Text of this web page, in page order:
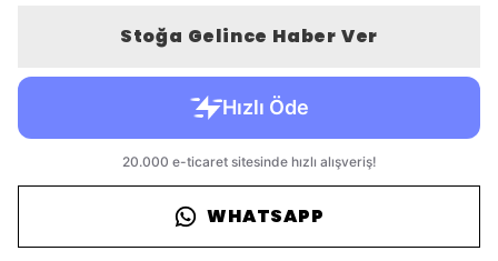
Stoğa Gelince Haber Ver
WHATSAPP